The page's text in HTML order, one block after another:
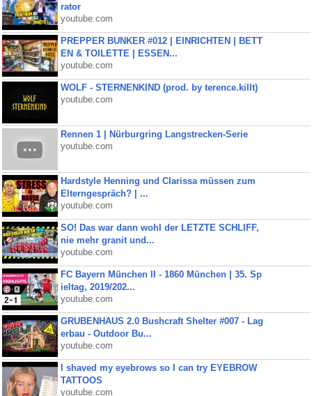
rator
youtube.com
PREPPER BUNKER #012 | EINRICHTEN | BETT
EN & TOILETTE | ESSEN...
youtube.com
WOLF - STERNENKIND (prod. by terence.killt)
youtube.com
Rennen 1 | Nürburgring Langstrecken-Serie
youtube.com
Hardstyle Henning und Clarissa müssen zum
Elterngespräch? | ...
youtube.com
SO! Das war dann wohl der LETZTE SCHLIFF,
nie mehr granit und...
youtube.com
FC Bayern München II - 1860 München | 35. Sp
ieltag, 2019/202...
youtube.com
GRUBENHAUS 2.0 Bushcraft Shelter #007 - Lag
erbau - Outdoor Bu...
youtube.com
I shaved my eyebrows so I can try EYEBROW
TATTOOS
youtube.com